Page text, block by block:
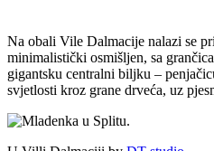
Na obali Vile Dalmacije nalazi se
minimalistički osmišljen, sa
gigantsku centralni biljku –
svjetlosti kroz grane drveća, uz